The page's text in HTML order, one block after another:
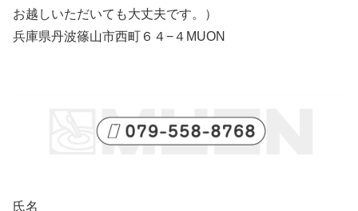
お越しいただいても大丈夫です。）
兵庫県丹波篠山市西町６４−４MUON
氏名